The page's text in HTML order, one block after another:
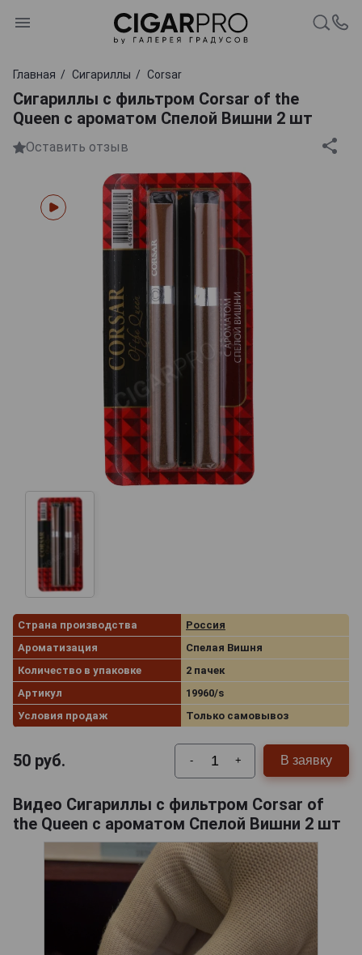
Главная Сигариллы Corsar
Сигариллы с фильтром Corsar of the
Queen с ароматом Спелой Вишни 2 шт
Оставить отзыв
Страна производства
Россия
Ароматизация
Спелая Вишня
Количество в упаковке
2 пачек
Артикул
19960/s
Условия продаж
Только самовывоз
50 руб. - + В заявку
Видео Сигариллы с фильтром Corsar of
the Queen с ароматом Спелой Вишни 2 шт